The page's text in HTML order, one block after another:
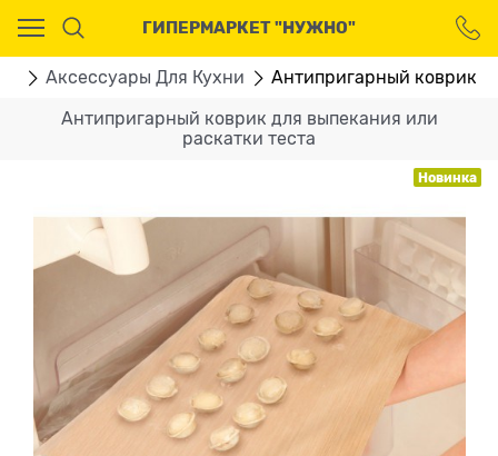
ГИПЕРМАРКЕТ "НУЖНО"
Аксессуары Для Кухни Антипригарный коврик
Антипригарный коврик для выпекания или
раскатки теста
Новинка
Ваш город - Москва,
угадали?
ДА НЕТ